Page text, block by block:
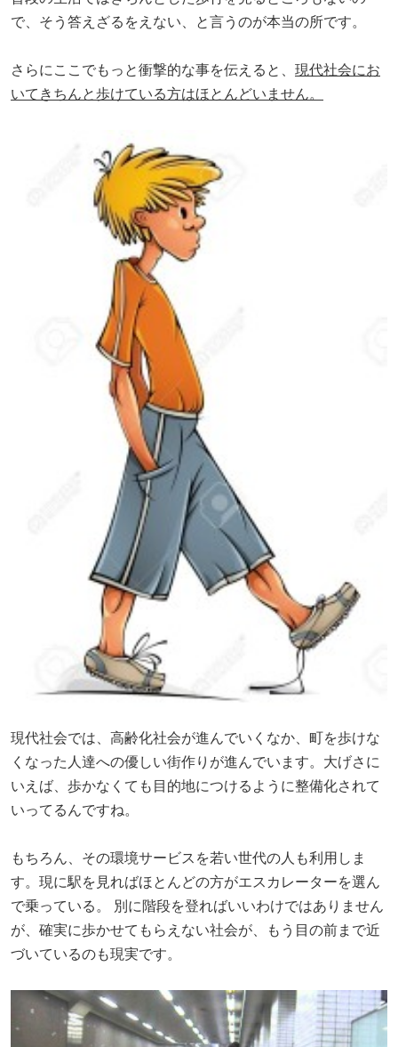
で、そう答えざるをえない、と言うのが本当の所です。
さらにここでもっと衝撃的な事を伝えると、 現代社会にお
いてきちんと歩けている方はほとんどい ません。
現代社会では、高齢化社会が進んでいくなか、町を歩けな
くなった人達への優しい街作りが進んでいます。大げさに
いえば、歩かなくても目的地につけるように整備化されて
いってるんですね。
もちろん、その環境サービスを若い世代の人も利用しま
す。現に駅を見ればほとんどの方がエスカレーターを選ん
で乗っている。 別に階段を登ればいいわけではありません
が、確実に歩かせてもらえない社会が、もう目の前まで近
づいているのも現実です。